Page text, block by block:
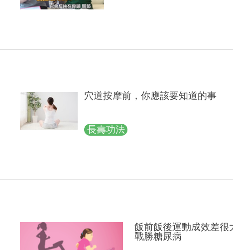
穴道按摩前，你應該要知道的事
長壽功法
飯前飯後運動成效差
戰勝糖尿病